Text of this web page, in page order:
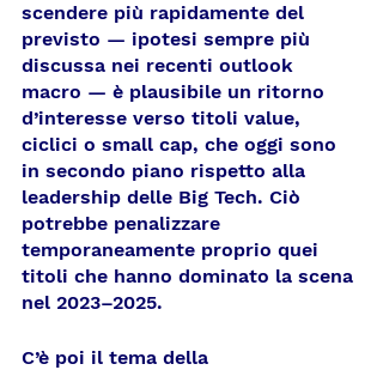
scendere più rapidamente del
previsto — ipotesi sempre più
discussa nei recenti outlook
macro — è plausibile un ritorno
d’interesse verso titoli value,
ciclici o small cap, che oggi sono
in secondo piano rispetto alla
leadership delle Big Tech. Ciò
potrebbe penalizzare
temporaneamente proprio quei
titoli che hanno dominato la scena
nel 2023–2025.
C’è poi il tema della